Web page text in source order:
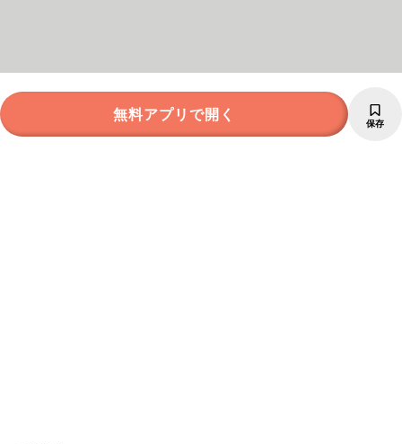
無料アプリで開く 保存